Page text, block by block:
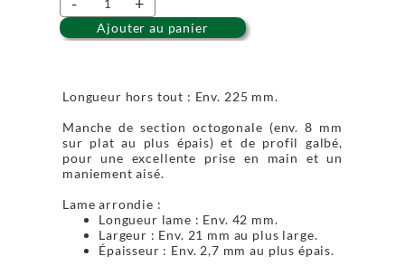
Ajouter au panier
Longueur hors tout : Env. 225 mm.
Manche de section octogonale (env. 8 mm
sur plat au plus épais) et de profil galbé,
pour une excellente prise en main et un
maniement aisé.
Lame arrondie :
Longueur lame : Env. 42 mm.
Largeur : Env. 21 mm au plus large.
Épaisseur : Env. 2,7 mm au plus épais.